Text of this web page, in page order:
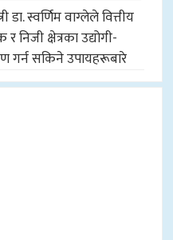
डा. स्वर्णिम वाग्लेले वित्तीय
निजी क्षेत्रका उद्योगी-
गर्न सकिने उपायहरूबारे